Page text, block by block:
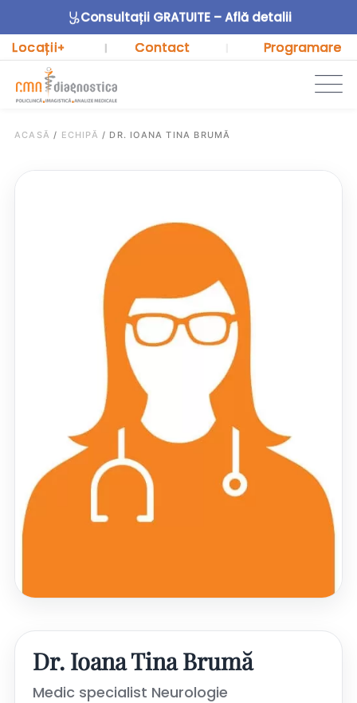
Consultații GRATUITE – Află detalii
Locații+ | Contact Programare
ACASĂ / ECHIPĂ / DR. IOANA TINA BRUMĂ
Dr. Ioana Tina Brumă
Medic specialist Neurologie